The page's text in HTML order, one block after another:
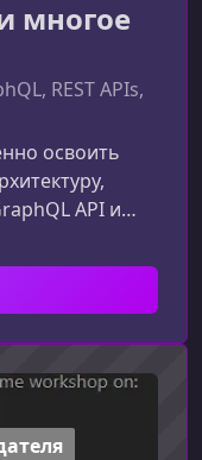
многое
REST APIs,
освоить
API и
любой
идеальной
до
стоит
своей
Он